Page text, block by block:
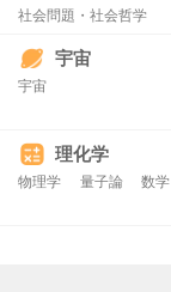
社会問題・社会哲学
宇宙
宇宙
理化学
物理学 量子論 数学